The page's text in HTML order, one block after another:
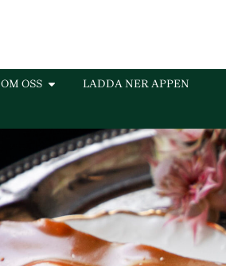
OM OSS LADDA NER APPEN